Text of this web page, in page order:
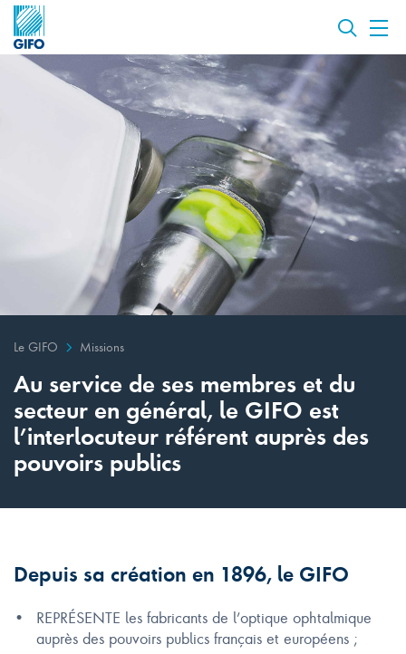
Le GIFO Missions
Au service de ses membres et du
secteur en général, le GIFO est
l’interlocuteur référent auprès des
pouvoirs publics
Depuis sa création en 1896, le GIFO
REPRÉSENTE les fabricants de l’optique ophtalmique
auprès des pouvoirs publics français et européens ;